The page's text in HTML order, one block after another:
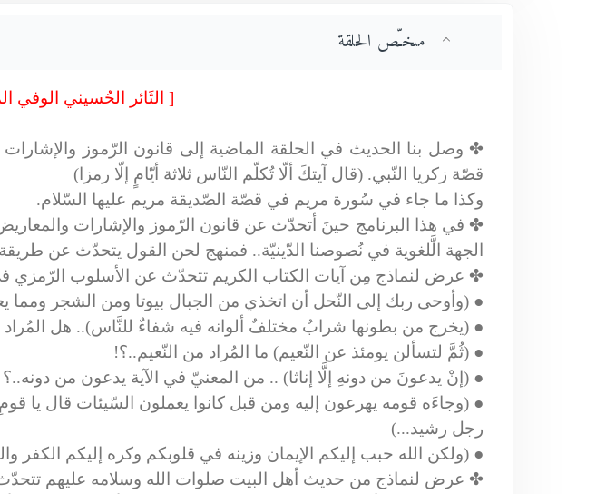
ملخـّص الحلقة
[ الثَائر الحُسيني الوفي
✤
قصّة زكريا النّبي. (قال آيتكَ ألّا تُكلّم النّاس ثلاثة أيّامٍ إلّا رمزا)
وكذا ما جاء في سُورة مريم في قصّة الصّديقة مريم عليها السّلام.
✤ في هذا البرنامج حينَ أتحدّث عن قانون الرّموز والإشارات
الجهة الَّلغوية في نُصوصنا الدّينيّة.. فمنهج لحن القول يتحدّث عن
✤ عرض لنماذج مِن آيات الكتاب الكريم تتحدّث عن الأسلوب الرّمزي
● (وأوحى ربك إلى النّحل أن اتخذي من الجبال بيوتا ومن الشجر ومما
● (يخرج من بطونها شرابٌ مختلفٌ ألوانه فيه شفاءٌ للنَّاس).. هل
● (ثُمَّ لتسألن يومئذ عن النّعيم) ما المُراد من النّعيم..؟!
● (إنْ يدعونَ من دونهِ إلَّا إناثا) .. من المعنيّ في الآية يدعون من دونه..؟
● (وجاءَه قومه يهرعون إليه ومن قبل كانوا يعملون السّيئات قال يا
رجل رشيد...)
● (ولكن الله حبب إليكم الإيمان وزينه في قلوبكم وكره إليكم الكفر
✤ عرض لنماذج من حديث أهل البيت صلوات الله وسلامه عليهم تتحدّث